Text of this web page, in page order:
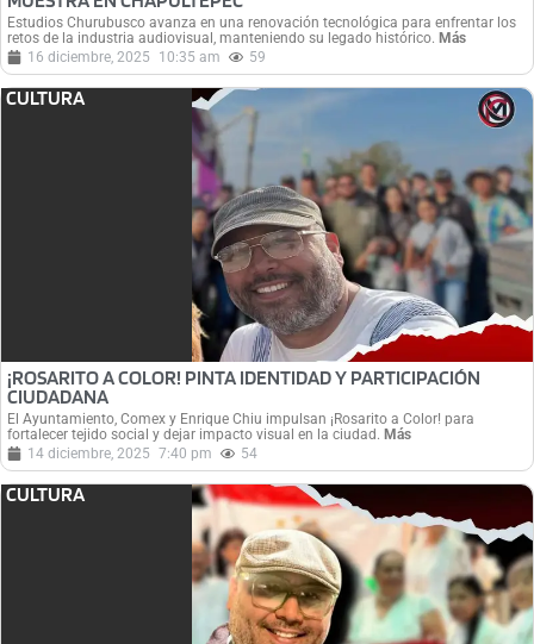
Estudios Churubusco avanza en una renovación tecnológica para enfrentar los
retos de la industria audiovisual, manteniendo su legado histórico. Más
16 diciembre, 2025
10:35 am 59
CULTURA
¡ROSARITO A COLOR! PINTA IDENTIDAD Y PARTICIPACIÓN
CIUDADANA
El Ayuntamiento, Comex y Enrique Chiu impulsan ¡Rosarito a Color! para
fortalecer tejido social y dejar impacto visual en la ciudad. Más
14 diciembre, 2025 7:40 pm 54
CULTURA